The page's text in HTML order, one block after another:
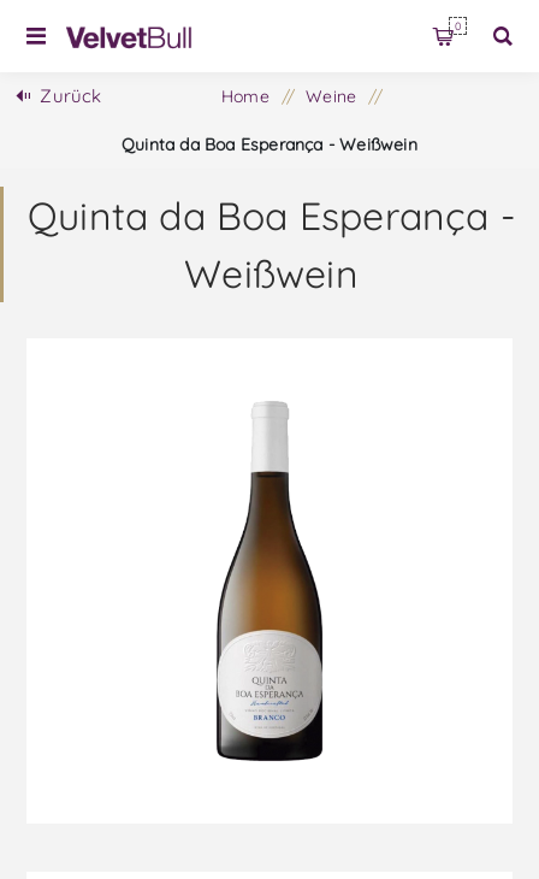
0
Zurück Home / Weine /
Quinta da Boa Esperança - Weißwein
Quinta da Boa Esperança -
Weißwein